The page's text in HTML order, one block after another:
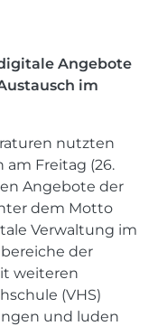
Angebote
im
nutzten
am Freitag (26.
Angebote der
dem Motto
Verwaltung im
der
weiteren
(VHS)
und luden